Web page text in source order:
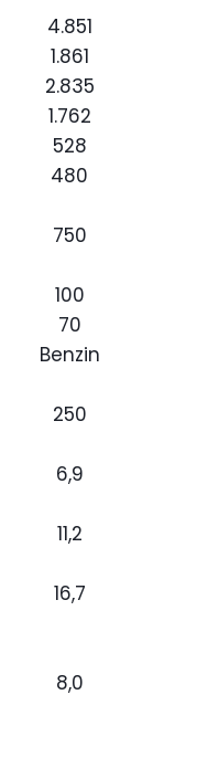
4.851
1.861
2.835
1.762
528
480
750
100
70
Benzin
250
6,9
11,2
16,7
8,0